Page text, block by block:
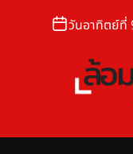
วันอาทิตย์ที่
อ